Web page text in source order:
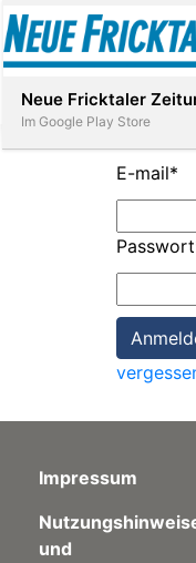
Paper
App
E-mail*
Passwort
Impressum
und
Neue Fricktaler
Im Google Play Store